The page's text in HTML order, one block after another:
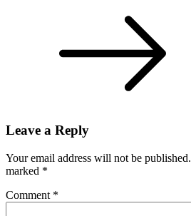
Leave a Reply
Your email address will not be published.
marked *
Comment *